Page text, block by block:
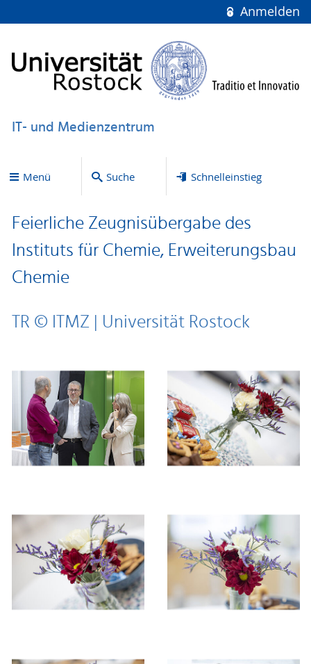
Anmelden
IT- und Medienzentrum
Menü Suche Schnelleinstieg
Feierliche Zeugnisübergabe des
Instituts für Chemie, Erweiterungsbau
Chemie
TR © ITMZ | Universität Rostock